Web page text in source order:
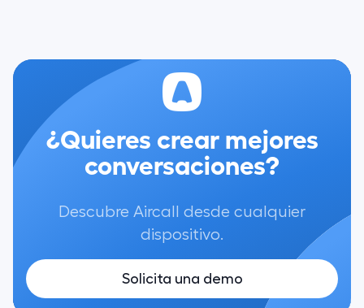
¿Quieres crear mejores
conversaciones?
Descubre Aircall desde cualquier
dispositivo.
Solicita una demo